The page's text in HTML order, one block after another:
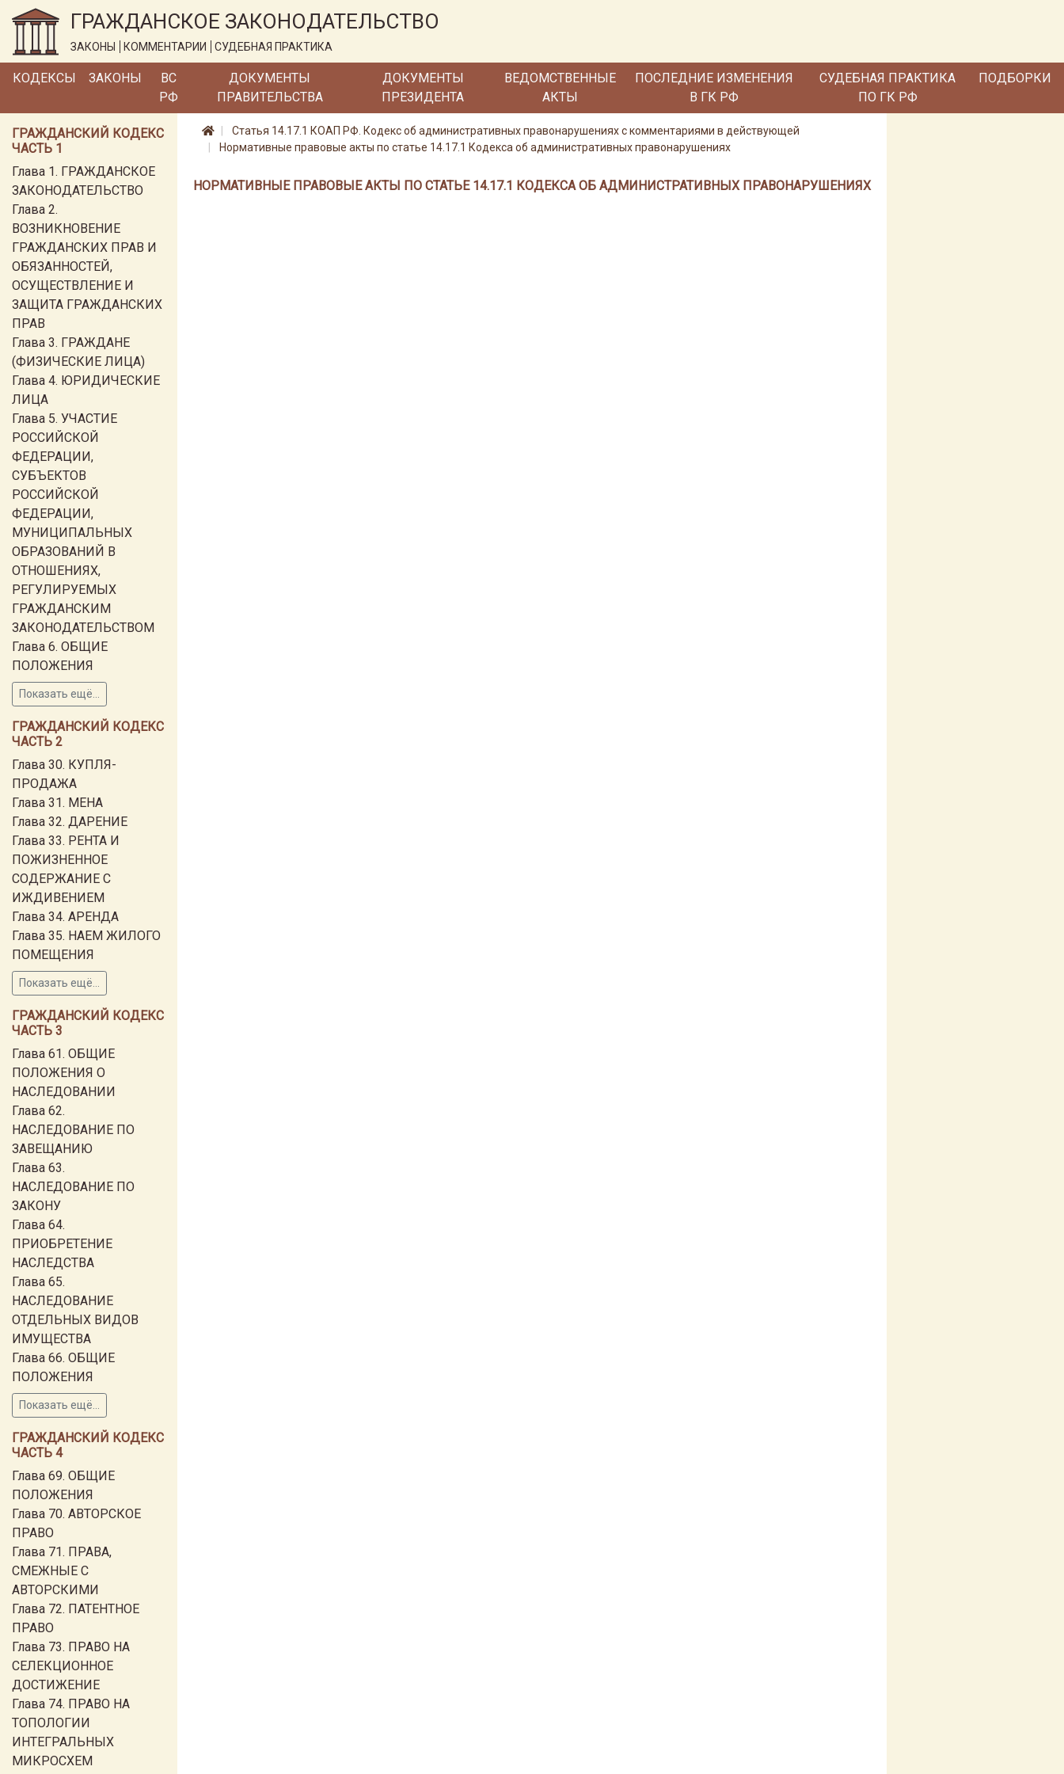
ГРАЖДАНСКОЕ ЗАКОНОДАТЕЛЬСТВО
ЗАКОНЫ КОММЕНТАРИИ СУДЕБНАЯ ПРАКТИКА
КОДЕКСЫ ЗАКОНЫ
ВС
РФ
ДОКУМЕНТЫ
ПРАВИТЕЛЬСТВА
ДОКУМЕНТЫ
ПРЕЗИДЕНТА
ВЕДОМСТВЕННЫЕ
АКТЫ
ПОСЛЕДНИЕ ИЗМЕНЕНИЯ
В ГК РФ
СУДЕБНАЯ ПРАКТИКА
ПО ГК РФ
ПОДБОРКИ
ГРАЖДАНСКИЙ КОДЕКС
ЧАСТЬ 1
Глава 1. ГРАЖДАНСКОЕ
ЗАКОНОДАТЕЛЬСТВО
Глава 2.
ВОЗНИКНОВЕНИЕ
ГРАЖДАНСКИХ ПРАВ И
ОБЯЗАННОСТЕЙ,
ОСУЩЕСТВЛЕНИЕ И
ЗАЩИТА ГРАЖДАНСКИХ
ПРАВ
Глава 3. ГРАЖДАНЕ
(ФИЗИЧЕСКИЕ ЛИЦА)
Глава 4. ЮРИДИЧЕСКИЕ
ЛИЦА
Глава 5. УЧАСТИЕ
РОССИЙСКОЙ
ФЕДЕРАЦИИ,
СУБЪЕКТОВ
РОССИЙСКОЙ
ФЕДЕРАЦИИ,
МУНИЦИПАЛЬНЫХ
ОБРАЗОВАНИЙ В
ОТНОШЕНИЯХ,
РЕГУЛИРУЕМЫХ
ГРАЖДАНСКИМ
ЗАКОНОДАТЕЛЬСТВОМ
Глава 6. ОБЩИЕ
ПОЛОЖЕНИЯ
Показать ещё...
ГРАЖДАНСКИЙ КОДЕКС
ЧАСТЬ 2
Глава 30. КУПЛЯ-
ПРОДАЖА
Глава 31. МЕНА
Глава 32. ДАРЕНИЕ
Глава 33. РЕНТА И
ПОЖИЗНЕННОЕ
СОДЕРЖАНИЕ С
ИЖДИВЕНИЕМ
Глава 34. АРЕНДА
Глава 35. НАЕМ ЖИЛОГО
ПОМЕЩЕНИЯ
Показать ещё...
ГРАЖДАНСКИЙ КОДЕКС
ЧАСТЬ 3
Глава 61. ОБЩИЕ
ПОЛОЖЕНИЯ О
НАСЛЕДОВАНИИ
Глава 62.
НАСЛЕДОВАНИЕ ПО
ЗАВЕЩАНИЮ
Глава 63.
НАСЛЕДОВАНИЕ ПО
ЗАКОНУ
Глава 64.
ПРИОБРЕТЕНИЕ
НАСЛЕДСТВА
Глава 65.
НАСЛЕДОВАНИЕ
ОТДЕЛЬНЫХ ВИДОВ
ИМУЩЕСТВА
Глава 66. ОБЩИЕ
ПОЛОЖЕНИЯ
Показать ещё...
ГРАЖДАНСКИЙ КОДЕКС
ЧАСТЬ 4
Глава 69. ОБЩИЕ
ПОЛОЖЕНИЯ
Глава 70. АВТОРСКОЕ
ПРАВО
Глава 71. ПРАВА,
СМЕЖНЫЕ С
АВТОРСКИМИ
Глава 72. ПАТЕНТНОЕ
ПРАВО
Глава 73. ПРАВО НА
СЕЛЕКЦИОННОЕ
ДОСТИЖЕНИЕ
Глава 74. ПРАВО НА
ТОПОЛОГИИ
ИНТЕГРАЛЬНЫХ
МИКРОСХЕМ
Статья 14.17.1 КОАП РФ. Кодекс об административных правонарушениях с комментариями в действующей
Нормативные правовые акты по статье 14.17.1 Кодекса об административных правонарушениях
НОРМАТИВНЫЕ ПРАВОВЫЕ АКТЫ ПО СТАТЬЕ 14.17.1 КОДЕКСА ОБ АДМИНИСТРАТИВНЫХ ПРАВОНАРУШЕНИЯХ